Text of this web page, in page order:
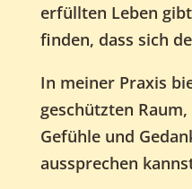
erfüllten Leben
finden, dass sich
In meiner Praxis
geschützten
Gefühle und
aussprechen